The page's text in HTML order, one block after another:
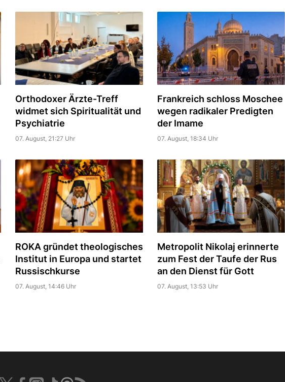
Orthodoxer Ärzte-Treff
widmet sich Spiritualität und
Psychiatrie
07. August, 21:27 Uhr
Frankreich schloss Moschee
wegen radikaler Predigten
der Imame
07. August, 18:34 Uhr
ROKA gründet theologisches
Institut in Europa und startet
Russischkurse
07. August, 14:46 Uhr
Metropolit Nikolaj erinnerte
zum Fest der Taufe der Rus
an den Dienst für Gott
07. August, 13:53 Uhr